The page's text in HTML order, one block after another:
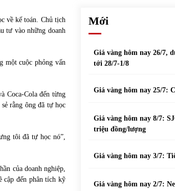
về kế toán. Chủ tịch
tư vào những doanh
một cuộc phỏng vấn
Coca-Cola đến từng
rằng ông đã tự học
tôi đã tự học nó”,
của doanh nghiệp,
cập đến phân tích kỹ
Mới
Giá vàng hôm nay 26/7,
tới 28/7-1/8
Giá vàng hôm nay 25/7:
Giá vàng hôm nay 8/7:
triệu đồng/lượng
Giá vàng hôm nay 3/7:
Giá vàng hôm nay 2/7: